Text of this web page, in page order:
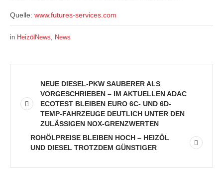
Quelle: www.futures-services.com
in HeizölNews, News
NEUE DIESEL-PKW SAUBERER ALS
VORGESCHRIEBEN – IM AKTUELLEN ADAC
ECOTEST BLEIBEN EURO 6C- UND 6D-
TEMP-FAHRZEUGE DEUTLICH UNTER DEN
ZULÄSSIGEN NOX-GRENZWERTEN
ROHÖLPREISE BLEIBEN HOCH – HEIZÖL
UND DIESEL TROTZDEM GÜNSTIGER